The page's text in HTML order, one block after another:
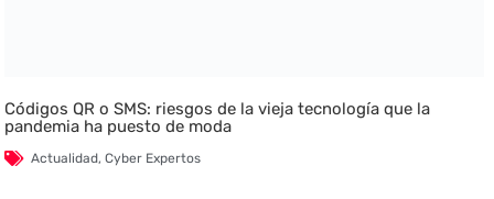
Códigos QR o SMS: riesgos de la vieja tecnología que la
pandemia ha puesto de moda
Actualidad,Cyber Expertos